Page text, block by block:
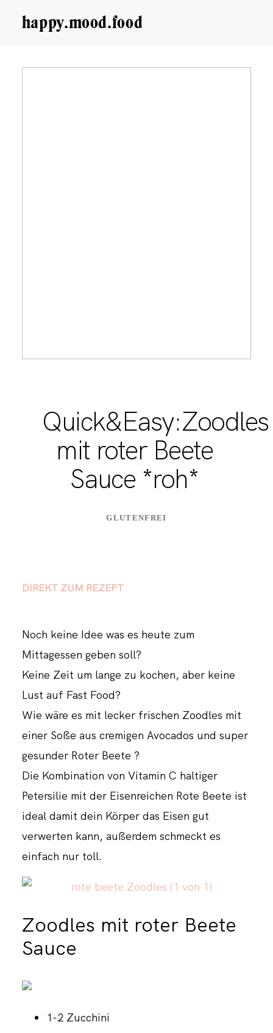
happy.mood.food
Quick&Easy:Zoodles
mit roter Beete
Sauce *roh*
GLUTENFREI
DIREKT ZUM REZEPT
Noch keine Idee was es heute zum
Mittagessen geben soll?
Keine Zeit um lange zu kochen, aber keine
Lust auf Fast Food?
Wie wäre es mit lecker frischen Zoodles mit
einer Soße aus cremigen Avocados und super
gesunder Roter Beete ?
Die Kombination von Vitamin C haltiger
Petersilie mit der Eisenreichen Rote Beete ist
ideal damit dein Körper das Eisen gut
verwerten kann, außerdem schmeckt es
einfach nur toll.
Zoodles mit roter Beete
Sauce
1-2 Zucchini